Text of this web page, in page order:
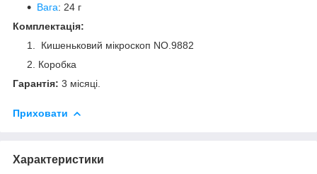
Вага: 24 г
Комплектація:
Кишеньковий мікроскоп NO.9882
Коробка
Гарантія: 3 місяці.
Приховати
Характеристики